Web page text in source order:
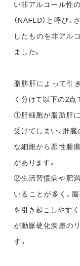
い非アルコール性
（NAFLD）と呼び
したものを非アル
ました。
脂肪肝によって引
く分けて以下の2点
①肝細胞が脂肪肝
受けてしまい、肝
な細胞から悪性腫
があります。
②生活習慣病や肥
いることが多く、
を引き起こしやす
が動脈硬化疾患の
す。